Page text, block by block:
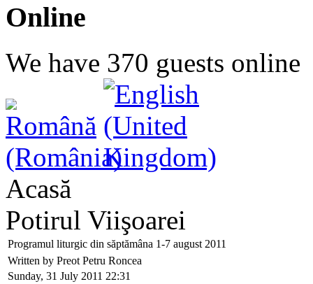
Online
We have 370 guests online
Acasă
Potirul Viişoarei
Programul liturgic din săptămâna 1-7 august 2011
Written by Preot Petru Roncea
Sunday, 31 July 2011 22:31